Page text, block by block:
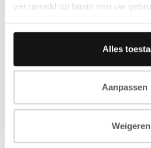
verzameld op basis van uw
Alles
Aanpassen
Weigeren